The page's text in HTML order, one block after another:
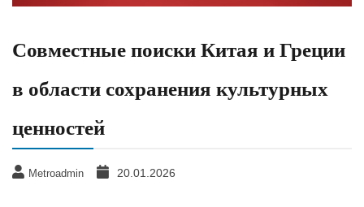
Совместные поиски Китая и Греции
в области сохранения культурных
ценностей
Metroadmin 20.01.2026